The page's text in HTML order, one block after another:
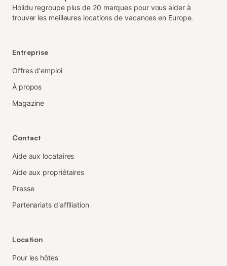
Holidu regroupe plus de 20 marques pour vous aider à
trouver les meilleures locations de vacances en Europe.
Entreprise
Offres d'emploi
À propos
Magazine
Contact
Aide aux locataires
Aide aux propriétaires
Presse
Partenariats d'affiliation
Location
Pour les hôtes